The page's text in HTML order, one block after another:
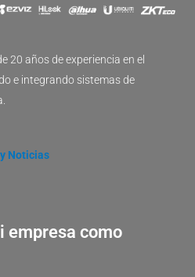
20 años de experiencia en el
e integrando sistemas de
Noticias
empresa como